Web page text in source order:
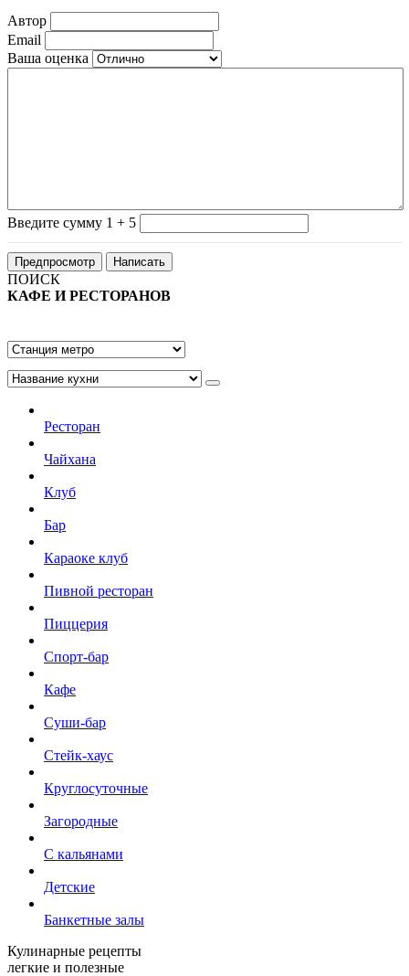
Автор
Email
Ваша оценка
Введите сумму 1 + 5
ПОИСК
КАФЕ И РЕСТОРАНОВ
Ресторан
Чайхана
Клуб
Бар
Караоке клуб
Пивной ресторан
Пиццерия
Спорт-бар
Кафе
Суши-бар
Стейк-хаус
Круглосуточные
Загородные
С кальянами
Детские
Банкетные залы
Кулинарные рецепты
легкие и полезные